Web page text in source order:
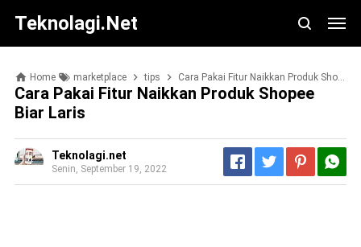
Teknolagi.net
Home marketplace tips Cara Pakai Fitur Naikkan Produk Shopee Biar Laris
Cara Pakai Fitur Naikkan Produk Shopee
Biar Laris
Teknolagi.net
Senin, September 19, 2022